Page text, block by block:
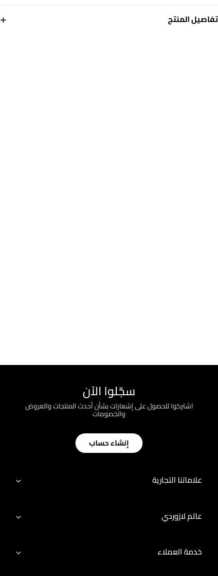
تفاصيل المنتج
+
سجّلوا الآن
اشتركوا للحصول على إشعارات بشأن أحدث المنتجات والعروض
والخصومات
إنشاء حساب
علاماتنا التجارية
عالم لازوردي
خدمة العملاء